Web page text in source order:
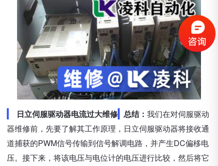
日立伺服驱动器电流过大维修 总结： 我们在对伺服驱动
器维修前，先要了解其工作原理，日立伺服驱动器将接收通
道捕获的PWM信号传输到信号解调电路，并产生DC偏移电
压。接下来，将该电压与电位计的电压进行比较，然后将它